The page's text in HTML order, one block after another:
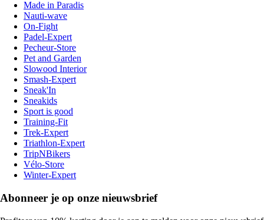
Made in Paradis
Nauti-wave
On-Fight
Padel-Expert
Pecheur-Store
Pet and Garden
Slowood Interior
Smash-Expert
Sneak'In
Sneakids
Sport is good
Training-Fit
Trek-Expert
Triathlon-Expert
TripNBikers
Vélo-Store
Winter-Expert
Abonneer je op onze nieuwsbrief